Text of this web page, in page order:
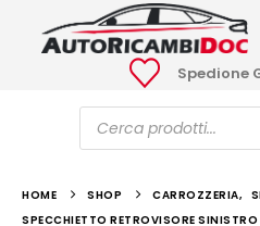
Spedione
Ricerca
prodotti
HOME SHOP CARROZZERIA,
SPECCHIETTO RETROVISORE